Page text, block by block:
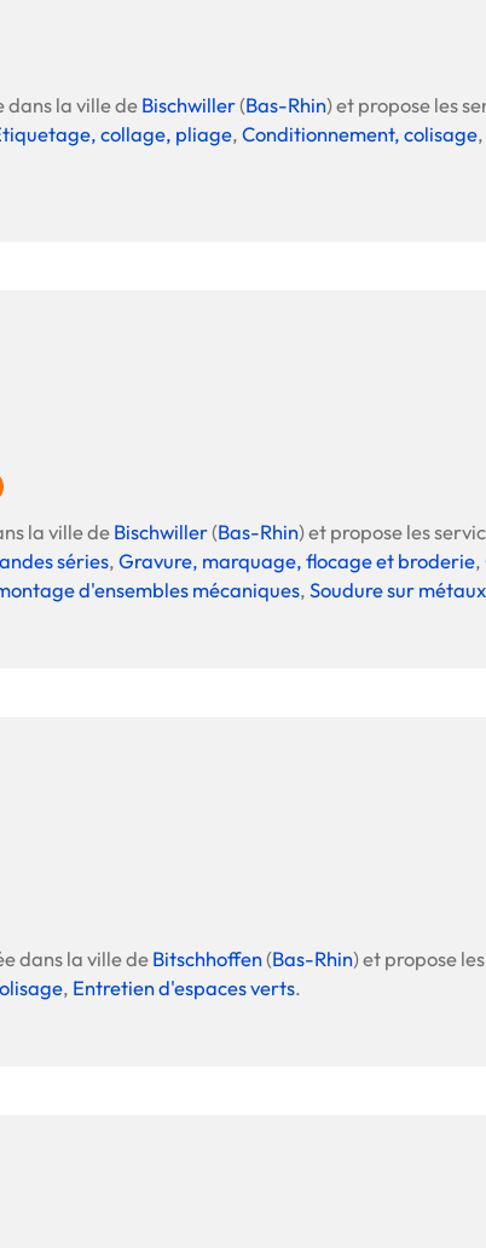
dans la ville deBischwiller(Bas-Rhin) et propose les
collage, pliage,Conditionnement, colisage,
la ville deBischwiller(Bas-Rhin) et propose les
séries,Gravure, marquage, flocage et broderie,
d'ensembles mécaniques,Soudure sur
dans la ville deBitschhoffen(Bas-Rhin) et propose
, Entretien d'espaces verts.